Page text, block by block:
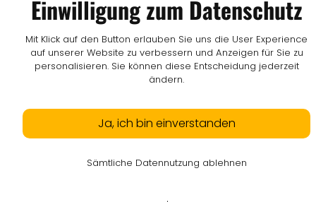
Einwilligung zum Datenschutz
Mit Klick auf den Button erlauben Sie uns die User Experience
auf unserer Website zu verbessern und Anzeigen für Sie zu
personalisieren. Sie können diese Entscheidung jederzeit
ändern.
Ja, ich bin einverstanden
Sämtliche Datennutzung ablehnen